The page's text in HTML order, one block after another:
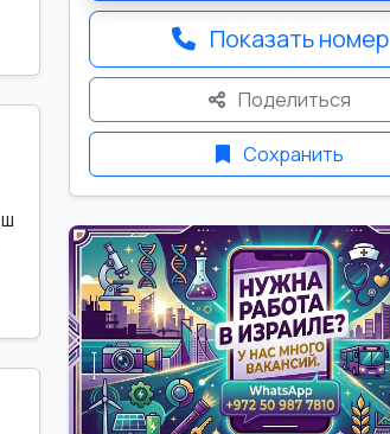
Показать номер
Поделиться
Сохранить